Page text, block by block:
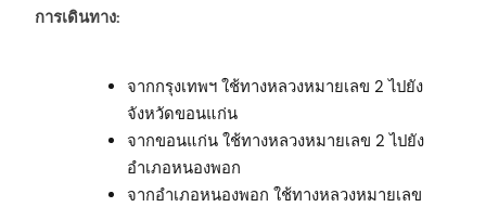
การเดินทาง:
จากกรุงเทพฯ ใช้ทางหลวงหมายเลข 2 ไปยัง
จังหวัดขอนแก่น
จากขอนแก่น ใช้ทางหลวงหมายเลข 2 ไปยัง
อำเภอหนองพอก
จากอำเภอหนองพอก ใช้ทางหลวงหมายเลข